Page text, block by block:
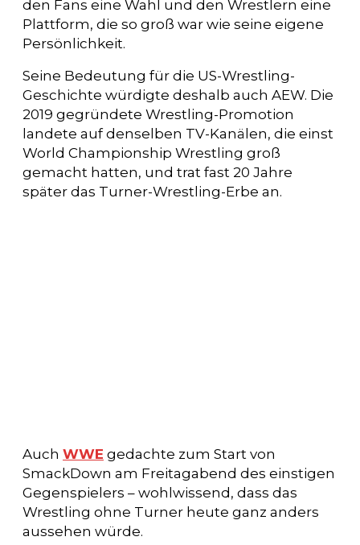
den Fans eine Wahl und den Wrestlern eine
Plattform, die so groß war wie seine eigene
Persönlichkeit.
Seine Bedeutung für die US-Wrestling-
Geschichte würdigte deshalb auch AEW. Die
2019 gegründete Wrestling-Promotion
landete auf denselben TV-Kanälen, die einst
World Championship Wrestling groß
gemacht hatten, und trat fast 20 Jahre
später das Turner-Wrestling-Erbe an.
Auch WWE gedachte zum Start von
SmackDown am Freitagabend des einstigen
Gegenspielers – wohlwissend, dass das
Wrestling ohne Turner heute ganz anders
aussehen würde.